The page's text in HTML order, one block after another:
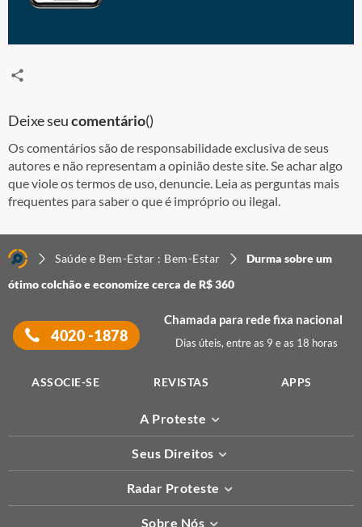
Deixe seucomentário()
Os comentários são de responsabilidade exclusiva de seus
autores e não representam a opinião deste site. Se achar algo
que viole os termos de uso, denuncie. Leia as perguntas mais
frequentes para saber o que é impróprio ou ilegal.
Saúde e Bem-Estar : Bem-Estar
Durma sobre um
ótimo colchão e economize cerca de R$ 360
4020 -1878
Chamada para rede fixa nacional
Dias úteis, entre as 9 e as 18 horas
ASSOCIE-SE REVISTAS APPS
A Proteste
Seus Direitos
Radar Proteste
Sobre Nós